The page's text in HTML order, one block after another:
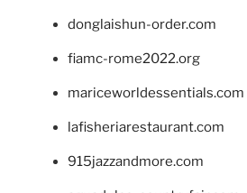
donglaishun-order.com
fiamc-rome2022.org
mariceworldessentials.com
lafisheriarestaurant.com
915jazzandmore.com